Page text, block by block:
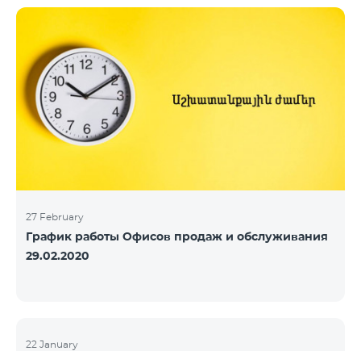
27 February
График работы Офисов продаж и обслуживания
29.02.2020
22 January